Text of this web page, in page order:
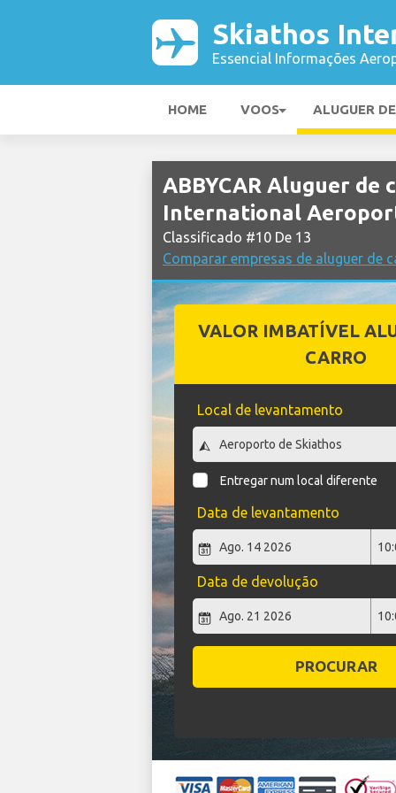
Skiathos
Essencial Informações
HOME VOOS ALUGUER
ABBYCAR Aluguer de
International
Classificado #10 De 13
Comparar empresas de aluguer de
VALOR IMBATÍVEL
CARRO
Local de levantamento
Entregar num local diferente
Data de levantamento
Data de devolução
PROCURAR